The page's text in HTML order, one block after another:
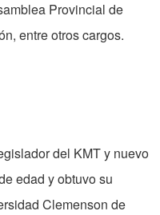
Provincial de
entre otros cargos.
del KMT y nuevo
edad y obtuvo su
Clemenson de